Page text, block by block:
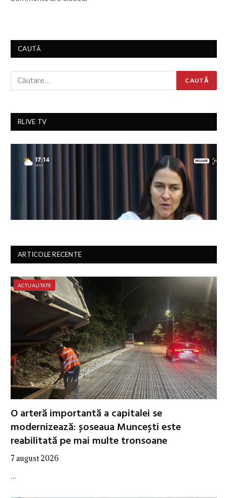
CAUTĂ
RLIVE TV
ARTICOLE RECENTE
ACTUALITATE
O arteră importantă a capitalei se
modernizează: șoseaua Muncești este
reabilitată pe mai multe tronsoane
7 august 2026
…